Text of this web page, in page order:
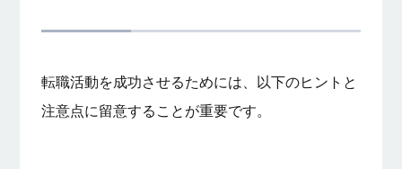
転職活動を成功させるためには、以下のヒントと
注意点に留意することが重要です。